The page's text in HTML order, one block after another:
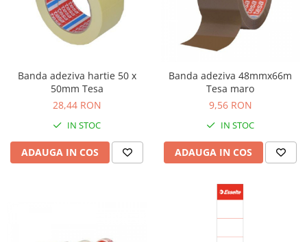
Banda adeziva hartie 50 x
50mm Tesa
28,44 RON
IN STOC
ADAUGA IN COS
Banda adeziva 48mmx66m
Tesa maro
9,56 RON
IN STOC
ADAUGA IN COS